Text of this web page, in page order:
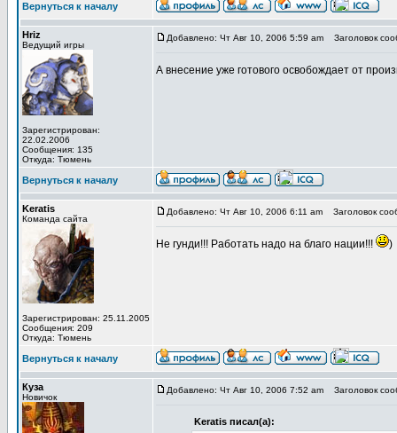
Вернуться к началу
Hriz
Ведущий игры
Зарегистрирован:
22.02.2006
Сообщения: 135
Откуда: Тюмень
Добавлено: Чт Авг 10, 2006 5:59 am Заголовок
А внесение уже готового освобождает от
Вернуться к началу
Keratis
Команда сайта
Зарегистрирован: 25.11.2005
Сообщения: 209
Откуда: Тюмень
Добавлено: Чт Авг 10, 2006 6:11 am Заголовок
Не гунди!!! Работать надо на благо нации!!! )
Вернуться к началу
Куза
Новичок
Добавлено: Чт Авг 10, 2006 7:52 am Заголовок
Keratis писал(а):